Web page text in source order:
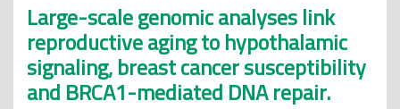
Large-scale genomic analyses link
reproductive aging to hypothalamic
signaling, breast cancer susceptibility
and BRCA1-mediated DNA repair.